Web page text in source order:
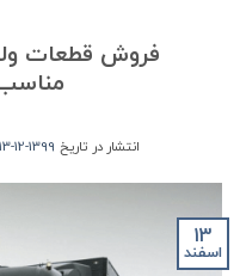
فروش قطعات
انتشار در تاریخ 1399-12-13
13
اسفند